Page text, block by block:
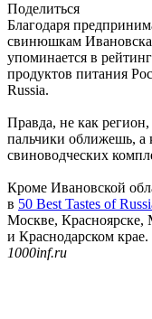
Поделиться
Благодаря
свинюшкам
упоминается в
продуктов питания
Russia.
Правда, не как
пальчики оближешь, а
свиноводческих
Кроме Ивановской
в 50 Best Tastes of
Москве, Красноярске,
и Краснодарском крае.
1000inf.ru